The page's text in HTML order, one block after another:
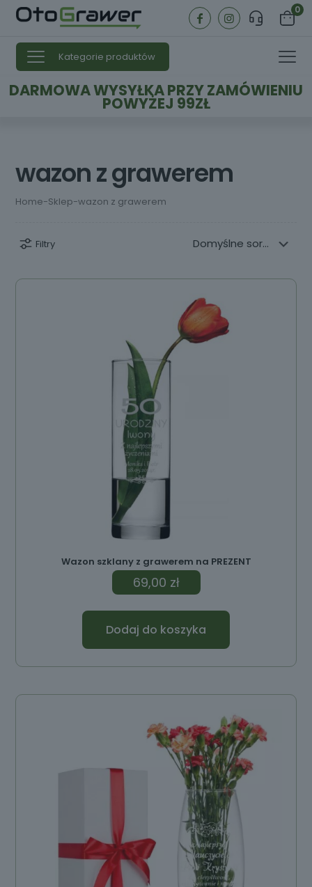
0
Kategorie produktów
DARMOWA WYSYŁKA PRZY ZAMÓWIENIU
POWYŻEJ 99ZŁ
wazon z grawerem
Home-Sklep-wazon z grawerem
Filtry
Wazon szklany z grawerem na PREZENT
69,00 zł
Dodaj do koszyka